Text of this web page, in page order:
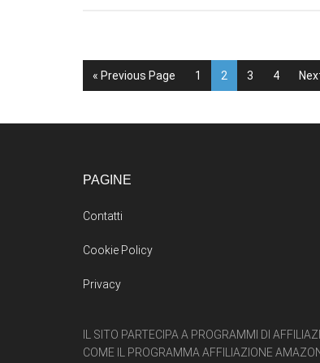
« Previous Page 1 2 3 4
PAGINE
Contatti
Cookie Policy
Privacy
IL SITO PARTECIPA A PROGRAMMI DI
COME IL PROGRAMMA AFFILIAZIONE